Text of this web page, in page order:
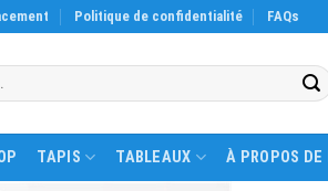
Politique de confidentialité FAQs
TAPIS TABLEAUX À PROPOS DE